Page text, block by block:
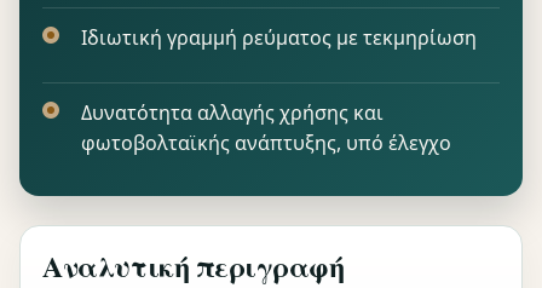
Ιδιωτική γραμμή ρεύματος με τεκμηρίωση
Δυνατότητα αλλαγής χρήσης και
φωτοβολταϊκής ανάπτυξης, υπό έλεγχο
Αναλυτική περιγραφή